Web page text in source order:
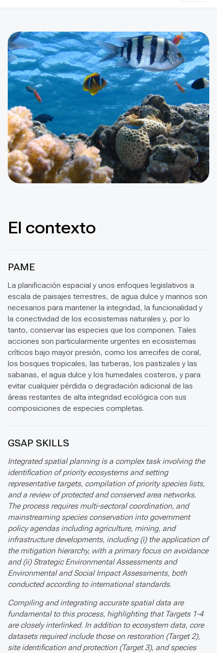
El contexto
PAME
La planificación espacial y unos enfoques legislativos a
escala de paisajes terrestres, de agua dulce y marinos son
necesarios para mantener la integridad, la funcionalidad y
la conectividad de los ecosistemas naturales y, por lo
tanto, conservar las especies que los componen. Tales
acciones son particularmente urgentes en ecosistemas
críticos bajo mayor presión, como los arrecifes de coral,
los bosques tropicales, las turberas, los pastizales y las
sabanas, el agua dulce y los humedales costeros, y para
evitar cualquier pérdida o degradación adicional de las
áreas restantes de alta integridad ecológica con sus
composiciones de especies completas.
GSAP SKILLS
Integrated spatial planning is a complex task involving the
identification of priority ecosystems and setting
representative targets, compilation of priority species lists,
and a review of protected and conserved area networks.
The process requires multi-sectoral coordination, and
mainstreaming species conservation into government
policy agendas including agriculture, mining, and
infrastructure developments, including (i) the application of
the mitigation hierarchy, with a primary focus on avoidance
and (ii) Strategic Environmental Assessments and
Environmental and Social Impact Assessments, both
conducted according to international standards.
Compiling and integrating accurate spatial data are
fundamental to this process, highlighting that Targets 1-4
are closely interlinked. In addition to ecosystem data, core
datasets required include those on restoration (Target 2),
site identification and protection (Target 3), and species